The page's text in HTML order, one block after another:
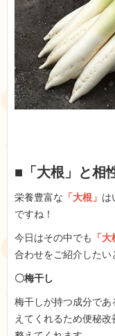
■「大根」と相
栄養豊富な 「大根」 は
ですね！
今日はその中でも 「大
合わせをご紹介したい
〇梅干し
梅干しが持つ成分で
えてくれるため便秘